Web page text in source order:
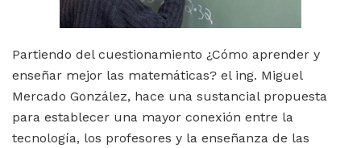
Partiendo del cuestionamiento ¿Cómo aprender y
enseñar mejor las matemáticas? el ing. Miguel
Mercado González, hace una sustancial propuesta
para establecer una mayor conexión entre la
tecnología, los profesores y la enseñanza de las